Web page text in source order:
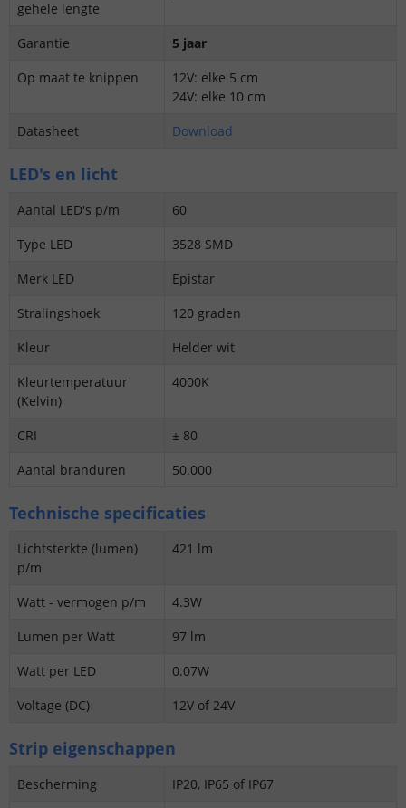
gehele lengte
Garantie
5 jaar
Op maat te knippen
12V: elke 5 cm
24V: elke 10 cm
Datasheet
Download
LED's en licht
Aantal LED's p/m
60
Type LED
3528 SMD
Merk LED
Epistar
Stralingshoek
120 graden
Kleur
Helder wit
Kleurtemperatuur
(Kelvin)
4000K
CRI
± 80
Aantal branduren
50.000
Technische specificaties
Lichtsterkte (lumen)
p/m
421 lm
Watt - vermogen p/m
4.3W
Lumen per Watt
97 lm
Watt per LED
0.07W
Voltage (DC)
12V of 24V
Strip eigenschappen
Bescherming
IP20, IP65 of IP67